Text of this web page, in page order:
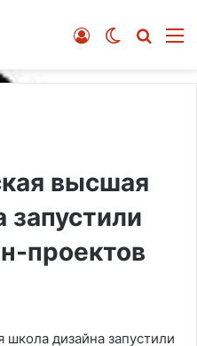
Switch skin
Войти
высшая
запустили
проектов